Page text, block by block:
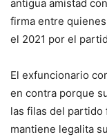
antigua amistad
firma entre
el 2021 por el
El exfuncionario
en contra porque
las filas del partido
mantiene legalita